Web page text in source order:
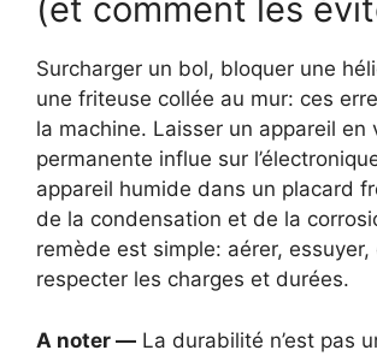
(et comment les
Surcharger un bol, bloquer une
une friteuse collée au mur: ces
la machine. Laisser un appareil en
permanente influe sur
appareil humide dans un placard
de la condensation et de la
remède est simple: aérer, essuyer,
respecter les charges et durées.
A noter — La durabilité n’est pas